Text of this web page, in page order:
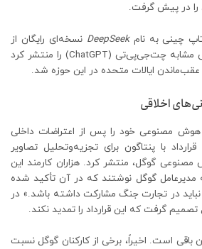
را در پیش گرفت.
چینی به نامDeepSeek نسخه‌ای رایگان از
یک دستیار هوش مصنوعی مشابه چت‌جی‌پی‌تی (ChatGPT) را منتشر کرد
عقب‌ماندن ایالات متحده در این حوزه شد.
اخلاقی
سال ۲۰۱۸ اصول هوش مصنوعی خود را پس از اعتراضات داخلی
با پنتاگون برای تجزیه‌وتحلیل تصاویر
مصنوعی گوگل، منتشر کرد. هزاران کارمند این
گوگل نوشتند که در آن تأکید شده
در تجارت جنگ مشارکت داشته باشد.» در
گرفت که این قرارداد را تمدید نکند.
باقی است. اخیراً، برخی از کارکنان گوگل نسبت